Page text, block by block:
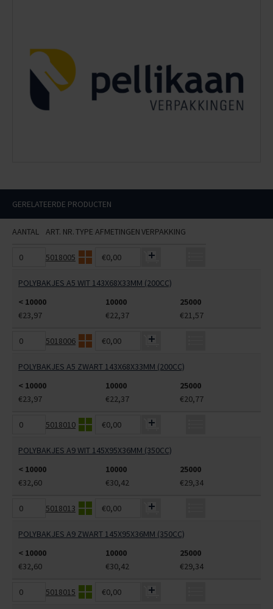
GERELATEERDE PRODUCTEN
AANTAL ART. NR.TYPE AFMETINGENVERPAKKING
5018005 €0,00
POLYBAKJES A5 WIT 143X68X33MM (200CC)
< 10000
10000
25000
€23,97
€22,37 €21,57
5018006 €0,00
POLYBAKJES A5 ZWART 143X68X33MM (200CC)
< 10000
10000
25000
€23,97
€22,37 €20,77
5018010 €0,00
POLYBAKJES A9 WIT 145X95X36MM (350CC)
< 10000
10000
25000
€32,60
€30,42 €29,34
5018013 €0,00
POLYBAKJES A9 ZWART 145X95X36MM (350CC)
< 10000
10000
25000
€32,60
€30,42 €29,34
5018015 €0,00